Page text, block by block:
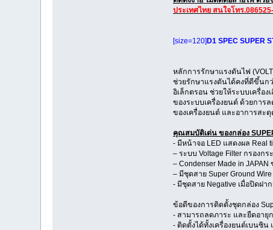
ประเทศไทย สนใจโทร
[size=120]D1 SPEC SUPER
หลักการรักษาแรงดันไฟ
ช่วยรักษาแรงดันได้คงที่ดีขึ้นกว่
อิเล็กตรอน ช่วยให้ระบบเครื่
ของระบบเครื่องยนต์ ด้วยกา
ของเครื่องยนต์ และอาการสะ
คุณสมบัติเด่น ของกล่อง
- มีหน้าจอ LED แสดงผล Real
– ระบบ Voltage Filter กรองก
– Condenser Made in
– มีชุดสาย Super Ground
- มีชุดสาย Negative เมื่อปิดฝา
ข้อดีของการติดตั้งชุดกล่อง
- สามารถลดภาระ และยืดอายุ
- ติดตั้งได้ทั้งเครื่องยนต์เบนซิ